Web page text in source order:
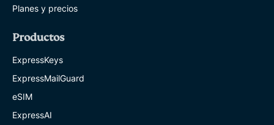
Planes y precios
Productos
ExpressKeys
ExpressMailGuard
eSIM
ExpressAI